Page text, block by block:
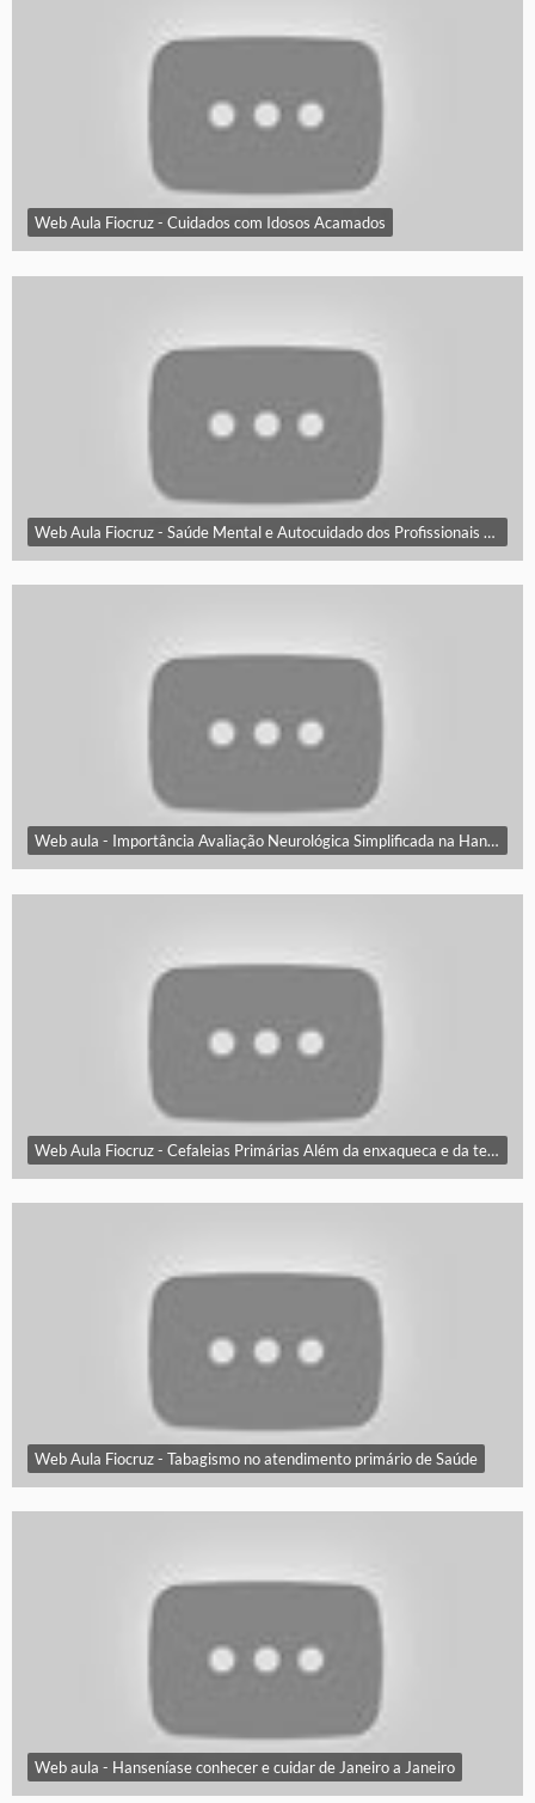
Web Aula Fiocruz - Cuidados com Idosos Acamados
Web Aula Fiocruz - Saúde Mental e Autocuidado dos Profissionais de Saúde
Web aula - Importância Avaliação Neurológica Simplificada na Hanseníase e Vigilância Grau 2
Web Aula Fiocruz - Cefaleias Primárias Além da enxaqueca e da tensional
Web Aula Fiocruz - Tabagismo no atendimento primário de Saúde
Web aula - Hanseníase conhecer e cuidar de Janeiro a Janeiro